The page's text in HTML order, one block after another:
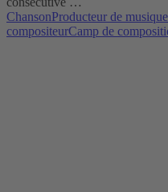
ChansonProducteur de musique
compositeurCamp de